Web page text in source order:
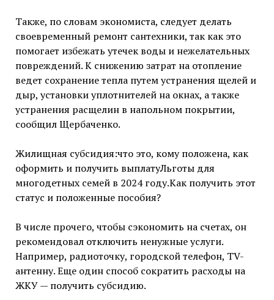
Также, по словам экономиста, следует делать
своевременный ремонт сантехники, так как это
помогает избежать утечек воды и нежелательных
повреждений. К снижению затрат на отопление
ведет сохранение тепла путем устранения щелей и
дыр, установки уплотнителей на окнах, а также
устранения расщелин в напольном покрытии,
сообщил Щербаченко.
Жилищная субсидия:что это, кому положена, как
оформить и получить выплатуЛьготы для
многодетных семей в 2024 году.Как получить этот
статус и положенные пособия?
В числе прочего, чтобы сэкономить на счетах, он
рекомендовал отключить ненужные услуги.
Например, радиоточку, городской телефон, TV-
антенну. Еще один способ сократить расходы на
ЖКУ — получить субсидию.